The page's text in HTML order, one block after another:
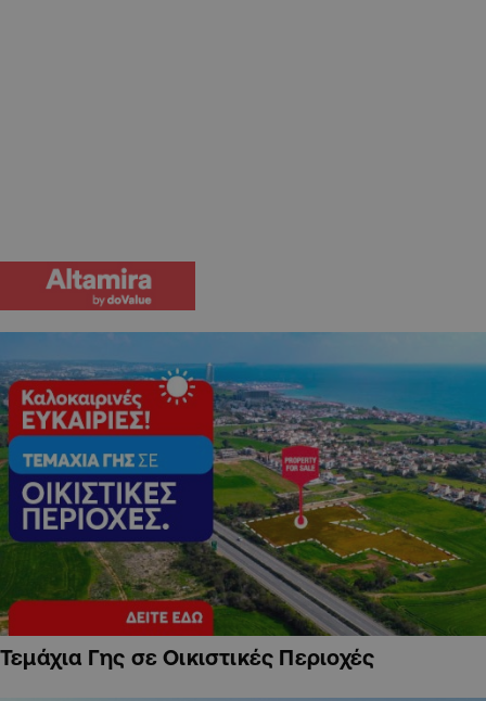
Τεμάχια Γης σε Οικιστικές Περιοχές